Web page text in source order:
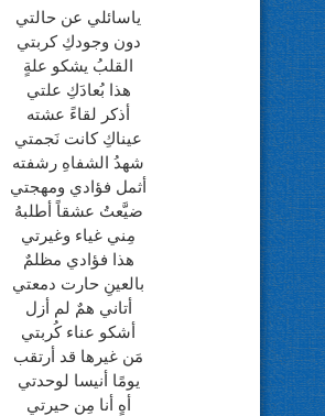
ياسائلي عن حالتي
دون وجودكِ كربتي
القلبُ يشكو علةٍ
هذا بُعادَكِ علتي
أذكر لقاءً عشته
عيناكِ كانت نَجمتي
شهدُ الشفاهِ رشفته
أثمل فؤادي ومهجتي
ضيَّعتُ عشقاً أطلبهُ
مِني غياء وغيرتي
هذا فؤادي مظلمٌ
بالعينِ حارت دمعتي
أتاني همٌ لم أزل
أشكو عناء كُربتي
مَن غيرها قد أرتقب
يومًا أنيسا لوحدتي
أهٍ أنا مِن حيرتي